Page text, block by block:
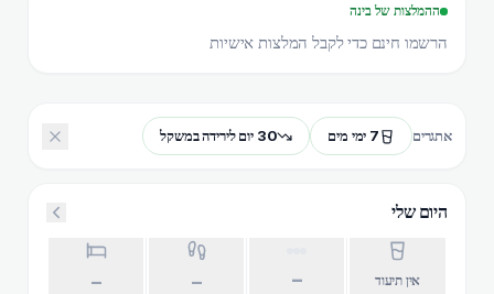
ההמלצות של בינה
הרשמו חינם כדי לקבל המלצות אישיות
אתגרים 7 ימי מים 30 יום לירידה במשקל
היום שלי
אין תיעוד –
–
–